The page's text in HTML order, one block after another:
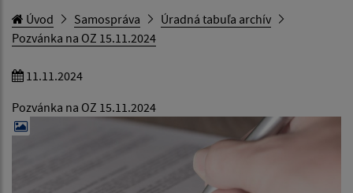
Úvod Samospráva
Úradná tabuľa archív
Pozvánka na OZ 15.11.2024
11.11.2024
Pozvánka na OZ 15.11.2024